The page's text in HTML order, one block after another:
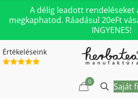
A délig leadott rendeléseket
megkaphatod. Ráadásul 20eFt
INGYENES!
Értékeléseink
0 Saját